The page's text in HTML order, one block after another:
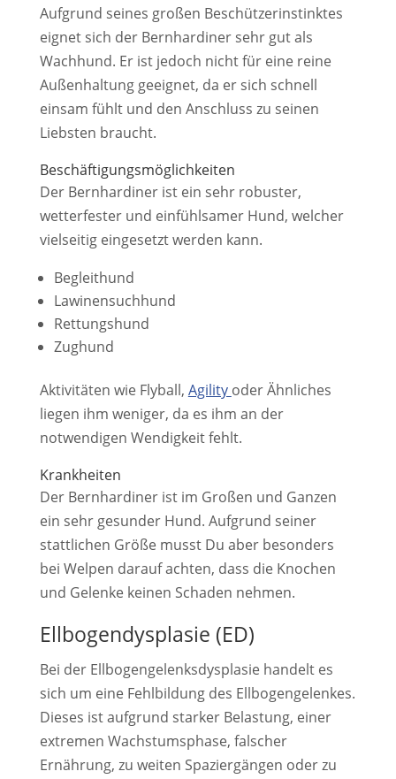
Aufgrund seines großen Beschützerinstinktes
eignet sich der Bernhardiner sehr gut als
Wachhund. Er ist jedoch nicht für eine reine
Außenhaltung geeignet, da er sich schnell
einsam fühlt und den Anschluss zu seinen
Liebsten braucht.
Beschäftigungs­möglichkeiten
Der Bernhardiner ist ein sehr robuster,
wetterfester und einfühlsamer Hund, welcher
vielseitig eingesetzt werden kann.
Begleithund
Lawinensuchhund
Rettungshund
Zughund
Aktivitäten wie Flyball, Agility oder Ähnliches
liegen ihm weniger, da es ihm an der
notwendigen Wendigkeit fehlt.
Krankheiten
Der Bernhardiner ist im Großen und Ganzen
ein sehr gesunder Hund. Aufgrund seiner
stattlichen Größe musst Du aber besonders
bei Welpen darauf achten, dass die Knochen
und Gelenke keinen Schaden nehmen.
Ellbogendysplasie (ED)
Bei der Ellbogengelenksdysplasie handelt es
sich um eine Fehlbildung des Ellbogengelenkes.
Dieses ist aufgrund starker Belastung, einer
extremen Wachstumsphase, falscher
Ernährung, zu weiten Spaziergängen oder zu